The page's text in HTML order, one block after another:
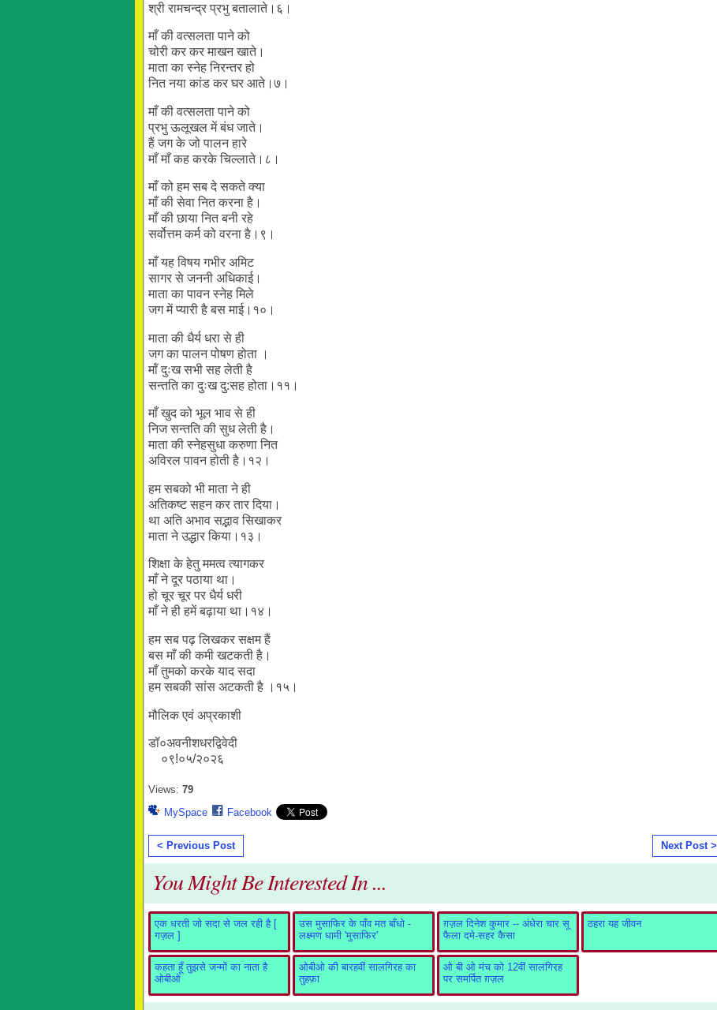
श्री रामचन्द्र प्रभु बतालाते।६।
माँ की वत्सलता पाने को
चोरी कर कर माखन खाते।
माता का स्नेह निरन्तर हो
नित नया कांड कर घर आते।७।
माँ की वत्सलता पाने को
प्रभु ऊलूखल में बंध जाते।
हैं जग के जो पालन हारे
माँ माँ कह करके चिल्लाते।८।
माँ को हम सब दे सकते क्या
माँ की सेवा नित करना है।
माँ की छाया नित बनी रहे
सर्वोत्तम कर्म को वरना है।९।
माँ यह विषय गभीर अमिट
सागर से जननी अधिकाई।
माता का पावन स्नेह मिले
जग में प्यारी है बस माई।१०।
माता की धैर्य धरा से ही
जग का पालन पोषण होता ।
मॉं दुःख सभी सह लेती है
सन्तति का दुःख दु:सह होता।११।
माँ खुद को भूल भाव से ही
निज सन्तति की सुध लेती है।
माता की स्नेहसुधा करुणा नित
अविरल पावन होती है।१२।
हम सबको भी माता ने ही
अतिकष्ट सहन कर तार दिया।
था अति अभाव सद्भाव सिखाकर
माता ने उद्धार किया।१३।
शिक्षा के हेतु ममत्व त्यागकर
माँ ने दूर पठाया था।
हो चूर चूर पर धैर्य धरी
माँ ने ही हमें बढ़ाया था।१४।
हम सब पढ़ लिखकर सक्षम हैं
बस माँ की कमी खटकती है।
माँ तुमको करके याद सदा
हम सबकी सांस अटकती है ।१५।
मौलिक एवं अप्रकाशी
डॉ०अवनीशधरद्विवेदी
०९!०५/२०२६
Views: 79
MySpace
Facebook
< Previous Post Next Post >
You Might Be Interested In ...
एक धरती जो सदा से जल रही है [
गज़ल ]
उस मुसाफिर के पाँव मत बाँधो -
लक्ष्मण धामी 'मुसाफिर'
ग़ज़ल दिनेश कुमार -- अंधेरा चार सू
फैला दमे-सहर कैसा
ठहरा यह जीवन
कहता हूँ तुझसे जन्मों का नाता है
ओबीओ
ओबीओ की बारहवीं सालगिरह का
तुहफ़ा
ओ बी ओ मंच को 12वीं सालगिरह
पर समर्पित ग़ज़ल